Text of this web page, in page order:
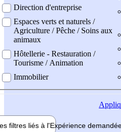
Direction d'entreprise
Espaces verts et naturels /
Agriculture / Pêche / Soins aux
animaux
Hôtellerie - Restauration /
Tourisme / Animation
Immobilier
filtres liés à l'Expérience